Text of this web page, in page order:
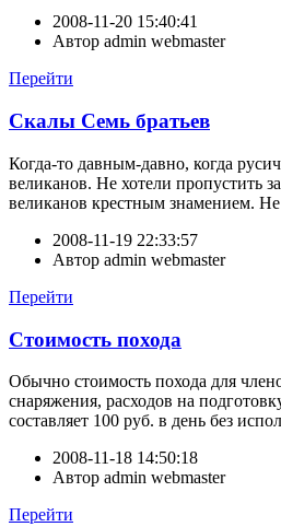
2008-11-20 15:40:41
Автор admin webmaster
Перейти
Скалы Семь братьев
Когда-то давным-давно, когда
великанов. Не хотели пропустить
великанов крестным знамением. Не
2008-11-19 22:33:57
Автор admin webmaster
Перейти
Стоимость похода
Обычно стоимость похода для
снаряжения, расходов на
составляет 100 руб. в день без
2008-11-18 14:50:18
Автор admin webmaster
Перейти